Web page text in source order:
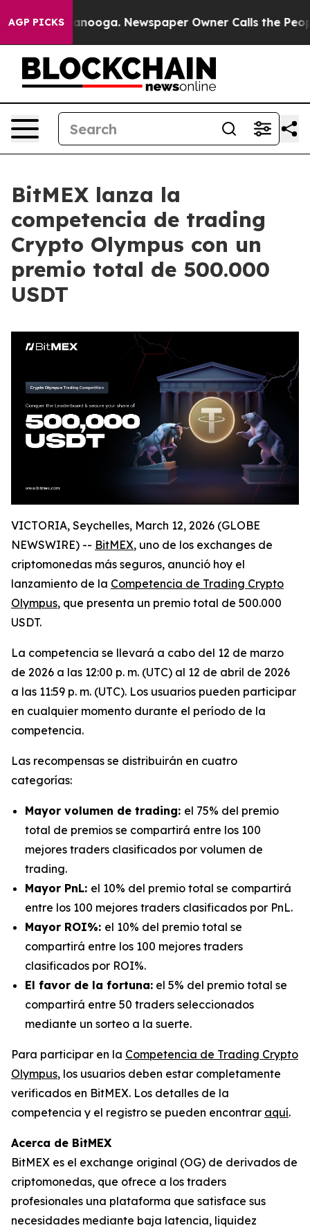
AGP PICKS
in Chattanooga. Newspaper Owner Calls the
BitMEX lanza la
competencia de trading
Crypto Olympus con un
premio total de 500.000
USDT
VICTORIA, Seychelles, March 12, 2026 (GLOBE
NEWSWIRE) -- BitMEX, uno de los exchanges de
criptomonedas más seguros, anunció hoy el
lanzamiento de la Competencia de Trading Crypto
Olympus, que presenta un premio total de 500.000
USDT.
La competencia se llevará a cabo del 12 de marzo
de 2026 a las 12:00 p. m. (UTC) al 12 de abril de 2026
a las 11:59 p. m. (UTC). Los usuarios pueden participar
en cualquier momento durante el período de la
competencia.
Las recompensas se distribuirán en cuatro
categorías:
Mayor volumen de trading: el 75% del premio
total de premios se compartirá entre los 100
mejores traders clasificados por volumen de
trading.
Mayor PnL: el 10% del premio total se compartirá
entre los 100 mejores traders clasificados por PnL.
Mayor ROI%: el 10% del premio total se
compartirá entre los 100 mejores traders
clasificados por ROI%.
El favor de la fortuna: el 5% del premio total se
compartirá entre 50 traders seleccionados
mediante un sorteo a la suerte.
Para participar en la Competencia de Trading Crypto
Olympus, los usuarios deben estar completamente
verificados en BitMEX. Los detalles de la
competencia y el registro se pueden encontrar aquí.
Acerca de BitMEX
BitMEX es el exchange original (OG) de derivados de
criptomonedas, que ofrece a los traders
profesionales una plataforma que satisface sus
necesidades mediante baja latencia, liquidez